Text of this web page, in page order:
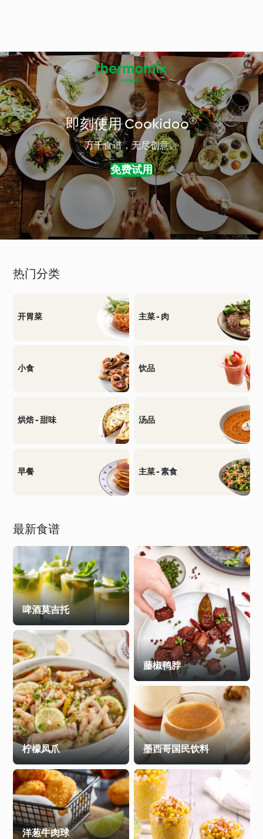
菜单 搜索
即刻使用 Cookidoo®
万千食谱，无尽创意。
免费试用
热门分类
开胃菜 主菜 - 肉
小食 饮品
烘焙 - 甜味 汤品
早餐 主菜 - 素食
最新食谱
啤酒莫吉托
柠檬凤爪
洋葱牛肉球
藤椒鸭脖
墨西哥国民饮料